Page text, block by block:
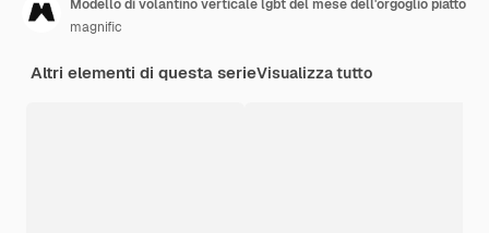
Modello di volantino verticale lgbt del mese dell'orgoglio piatto
magnific
Altri elementi di questa serieVisualizza tutto